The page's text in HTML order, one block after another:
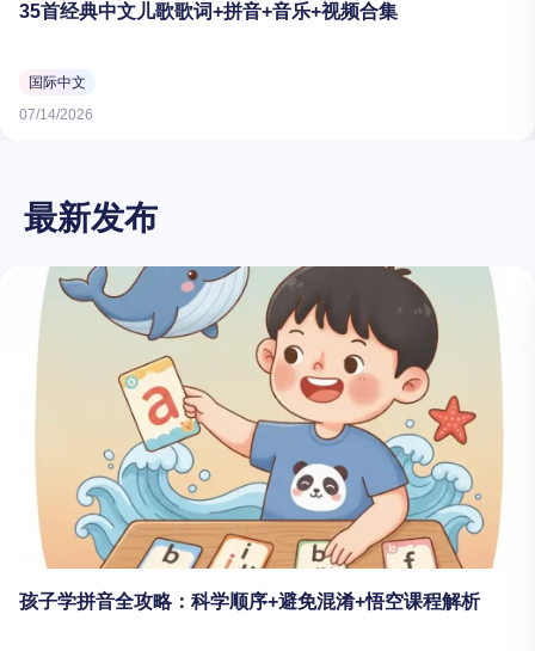
35首经典中文儿歌歌词+拼音+音乐+视频合集
国际中文
07/14/2026
最新发布
孩子学拼音全攻略：科学顺序+避免混淆+悟空课程解析